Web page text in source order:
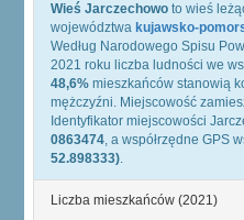
Wieś Jarczechowo to wieś
województwa kujawsko-
Według Narodowego Spisu
2021 roku liczba ludności we
48,6% mieszkańców stanowią
mężczyźni. Miejscowość
Identyfikator miejscowości
0863474, a współrzędne GPS
52.898333).
Liczba mieszkańców (2021)